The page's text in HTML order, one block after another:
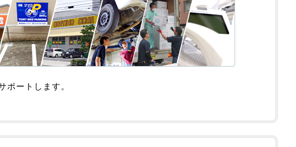
ポートします。